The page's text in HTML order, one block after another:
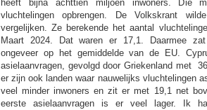
heeft bijna achttien miljoen inwoners. Die
vluchtelingen opbrengen. De Volkskrant
vergelijken. Ze berekende het aantal
Maart 2024. Dat waren er 17,1. Daarmee
ongeveer op het gemiddelde van de EU.
asielaanvragen, gevolgd door Griekenland met
er zijn ook landen waar nauwelijks vluchtelingen
veel minder inwoners en zit er met 19,1 net
eerste asielaanvragen is er veel lager. Ik